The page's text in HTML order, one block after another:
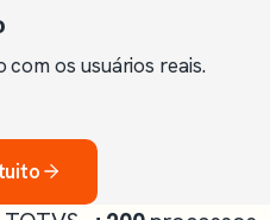
os usuários reais.